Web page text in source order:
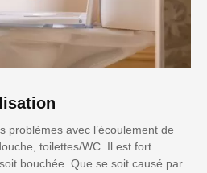
problèmes avec l’écoulement de
toilettes/WC. Il est fort
bouchée. Que se soit causé par